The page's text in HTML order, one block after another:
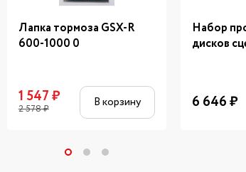
Лапка тормоза GSX-R
600-1000 0
1 547₽
2 578₽ В корзину
Набор
дисков
6 646₽